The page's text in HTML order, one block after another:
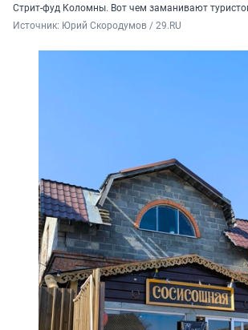
Стрит-фуд Коломны. Вот чем заманивают
Источник: Юрий Скородумов / 29.RU